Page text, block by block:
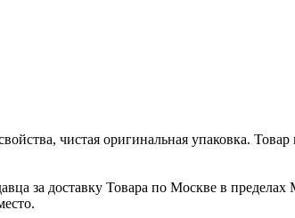
чистая оригинальная упаковка.
за доставку Товара по Москве в